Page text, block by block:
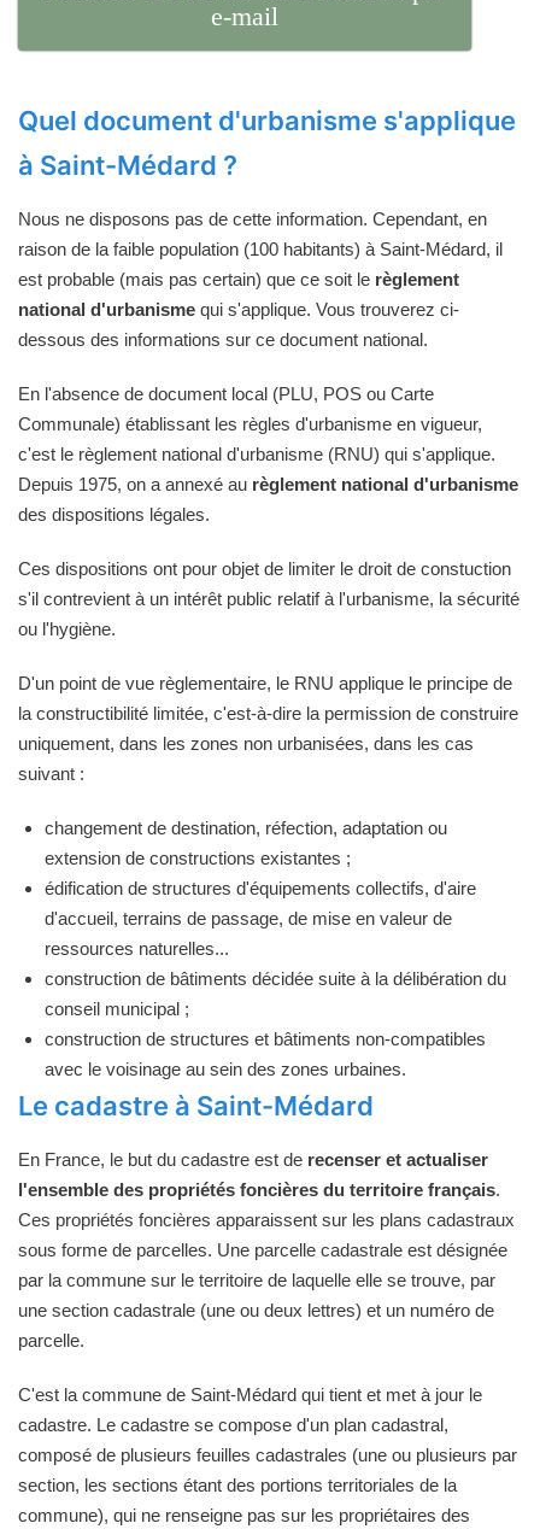
e-mail
Quel document d'urbanisme s'applique
à Saint-Médard ?
Nous ne disposons pas de cette information. Cependant, en
raison de la faible population (100 habitants) à Saint-Médard, il
est probable (mais pas certain) que ce soit le règlement
national d'urbanisme qui s'applique. Vous trouverez ci-
dessous des informations sur ce document national.
En l'absence de document local (PLU, POS ou Carte
Communale) établissant les règles d'urbanisme en vigueur,
c'est le règlement national d'urbanisme (RNU) qui s'applique.
Depuis 1975, on a annexé au règlement national d'urbanisme
des dispositions légales.
Ces dispositions ont pour objet de limiter le droit de constuction
s'il contrevient à un intérêt public relatif à l'urbanisme, la sécurité
ou l'hygiène.
D'un point de vue règlementaire, le RNU applique le principe de
la constructibilité limitée, c'est-à-dire la permission de construire
uniquement, dans les zones non urbanisées, dans les cas
suivant :
changement de destination, réfection, adaptation ou
extension de constructions existantes ;
édification de structures d'équipements collectifs, d'aire
d'accueil, terrains de passage, de mise en valeur de
ressources naturelles...
construction de bâtiments décidée suite à la délibération du
conseil municipal ;
construction de structures et bâtiments non-compatibles
avec le voisinage au sein des zones urbaines.
Le cadastre à Saint-Médard
En France, le but du cadastre est de recenser et actualiser
l'ensemble des propriétés foncières du territoire français.
Ces propriétés foncières apparaissent sur les plans cadastraux
sous forme de parcelles. Une parcelle cadastrale est désignée
par la commune sur le territoire de laquelle elle se trouve, par
une section cadastrale (une ou deux lettres) et un numéro de
parcelle.
C'est la commune de Saint-Médard qui tient et met à jour le
cadastre. Le cadastre se compose d'un plan cadastral,
composé de plusieurs feuilles cadastrales (une ou plusieurs par
section, les sections étant des portions territoriales de la
commune), qui ne renseigne pas sur les propriétaires des